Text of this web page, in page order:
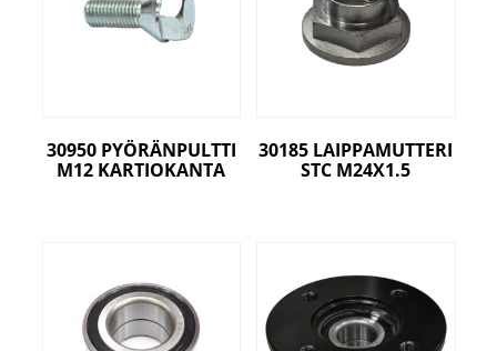
30950 PYÖRÄNPULTTI
M12 KARTIOKANTA
30185 LAIPPAMUTTERI
STC M24X1.5